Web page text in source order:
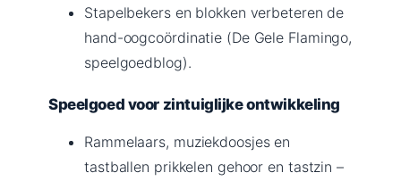
Stapelbekers en blokken verbeteren de
hand-oogcoördinatie (De Gele Flamingo,
speelgoedblog).
Speelgoed voor zintuiglijke ontwikkeling
Rammelaars, muziekdoosjes en
tastballen prikkelen gehoor en tastzin –